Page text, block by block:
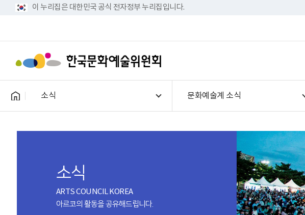
이 누리집은 대한민국 공식 전자정부 누리집입니다.
소식 문화예술계 소식
소식
ARTS COUNCIL KOREA
아르코의 활동을 공유해드립니다.